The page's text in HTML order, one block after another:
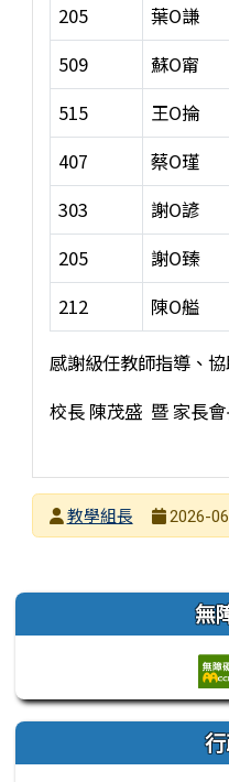
205
葉O謙
509
蘇O甯
515
王O掄
407
蔡O瑾
303
謝O諺
205
謝O臻
212
陳O艗
感謝級任教師指導、協
校長 陳茂盛 暨 家長
發布者
教學組長
2026-
左邊區域內容 無